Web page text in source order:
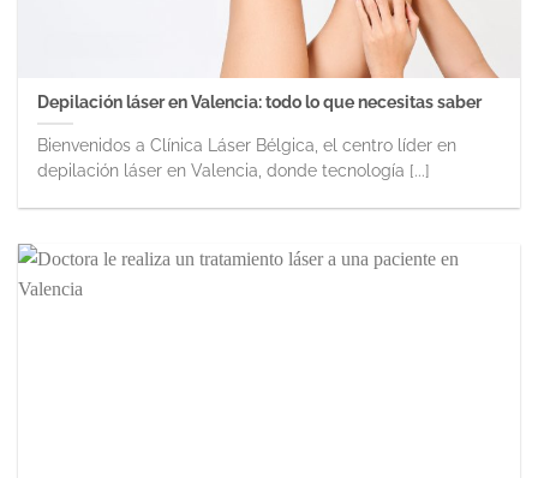
Depilación láser en Valencia: todo lo que necesitas saber
Bienvenidos a Clínica Láser Bélgica, el centro líder en
depilación láser en Valencia, donde tecnología [...]